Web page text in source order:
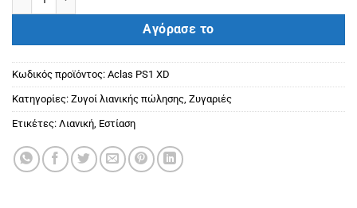
Αγόρασε το
Κωδικός προϊόντος: Aclas PS1 XD
Κατηγορίες: Ζυγοί λιανικής πώλησης Ζυγαριές
Ετικέτες: Λιανική Εστίαση